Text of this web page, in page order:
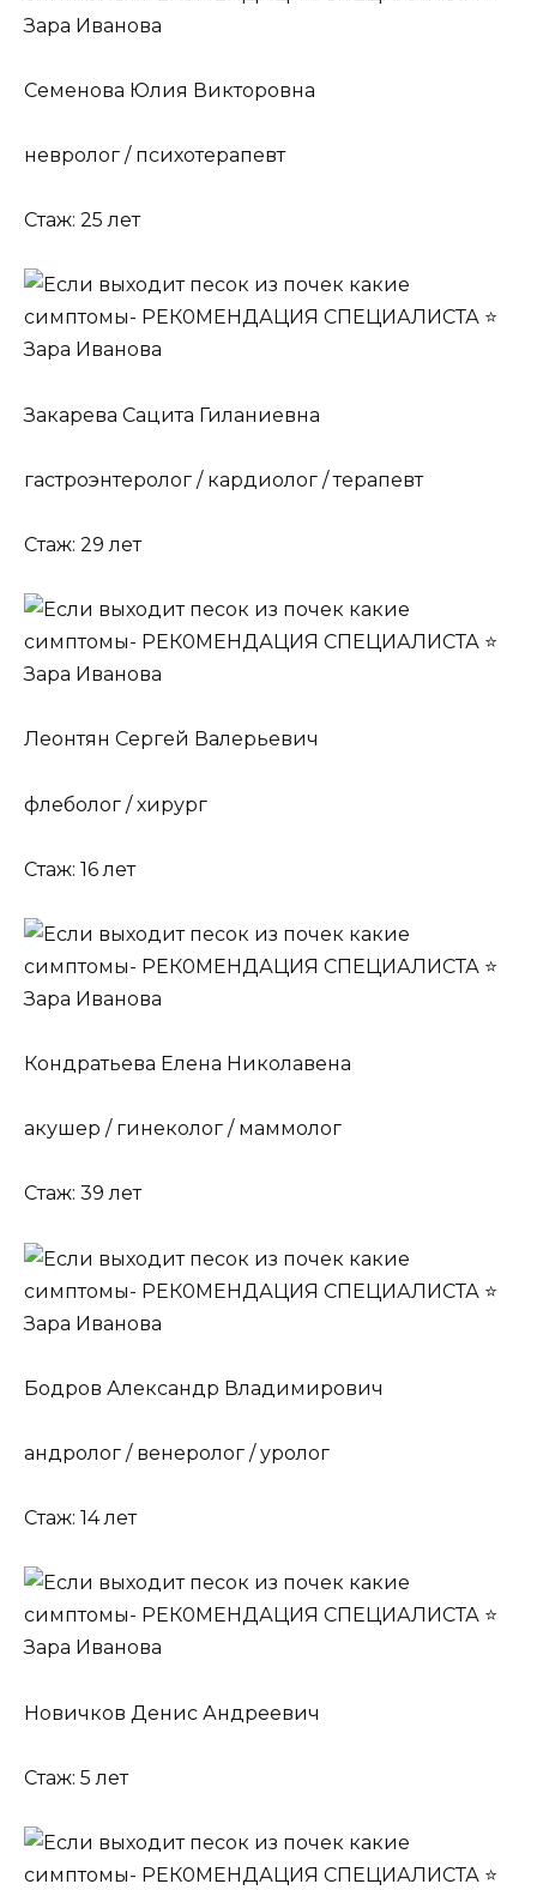
Семенова Юлия Викторовна
невролог / психотерапевт
Стаж: 25 лет
Закарева Сацита Гиланиевна
гастроэнтеролог / кардиолог / терапевт
Стаж: 29 лет
Леонтян Сергей Валерьевич
флеболог / хирург
Стаж: 16 лет
Кондратьева Елена Николавена
акушер / гинеколог / маммолог
Стаж: 39 лет
Бодров Александр Владимирович
андролог / венеролог / уролог
Стаж: 14 лет
Новичков Денис Андреевич
Стаж: 5 лет